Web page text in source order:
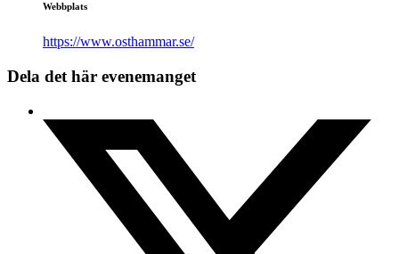
Webbplats
https://www.osthammar.se/
Dela det här evenemanget